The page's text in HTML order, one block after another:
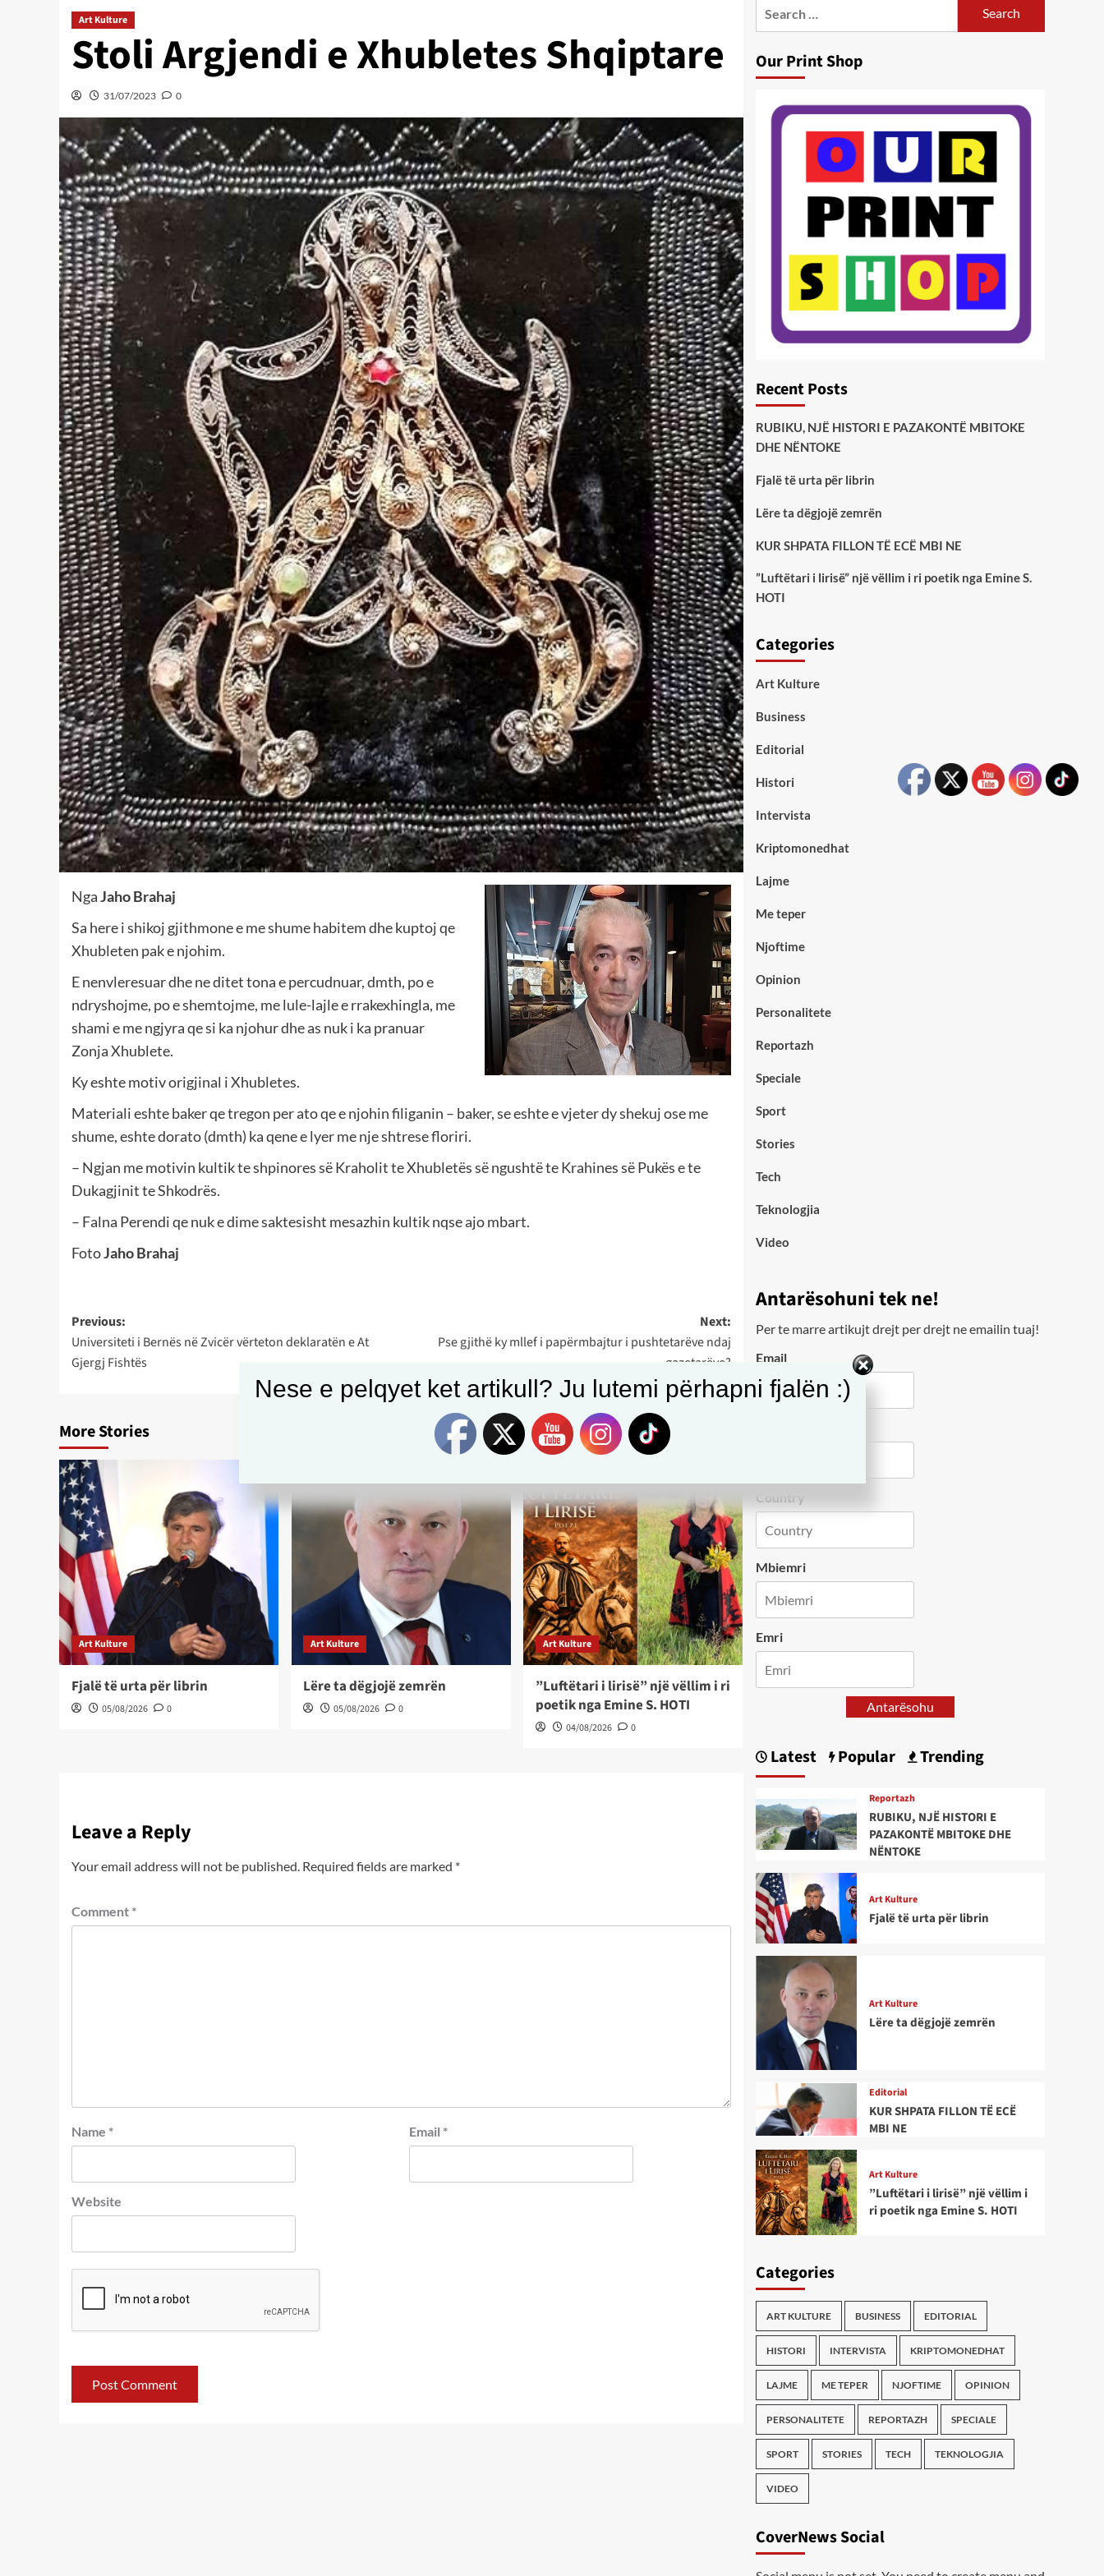
Art Kulture
Stoli Argjendi e Xhubletes Shqiptare
31/07/2023 0
NgaJaho Brahaj
Sa here i shikoj gjithmone e me shume habitem dhe kuptoj qe
Xhubleten pak e njohim.
E nenvleresuar dhe ne ditet tona e percudnuar, dmth, po e
ndryshojme, po e shemtojme, me lule-lajle e rrakexhingla, me
shami e me ngjyra qe si ka njohur dhe as nuk i ka pranuar
Zonja Xhublete.
Ky eshte motiv origjinal i Xhubletes.
Materiali eshte baker qe tregon per ato qe e njohin filiganin – baker, se eshte e vjeter dy shekuj ose me
shume, eshte dorato (dmth) ka qene e lyer me nje shtrese floriri.
– Ngjan me motivin kultik te shpinores së Kraholit te Xhubletës së ngushtë te Krahines së Pukës e te
Dukagjinit te Shkodrës.
– Falna Perendi qe nuk e dime saktesisht mesazhin kultik nqse ajo mbart.
FotoJaho Brahaj
Post
navigation
Previous:
Universiteti i Bernës në Zvicër vërteton deklaratën e At
Gjergj Fishtës
Next:
Pse gjithë ky mllef i papërmbajtur i pushtetarëve ndaj
gazetarëve?
More Stories
Art Kulture
Fjalë të urta për librin
05/08/2026 0
Art Kulture
Lëre ta dëgjojë zemrën
05/08/2026 0
Art Kulture
”Luftëtari i lirisë” një vëllim i ri
poetik nga Emine S. HOTI
04/08/2026 0
Leave a Reply
Your email address will not be published. Required fields are marked *
Comment *
Name * Email *
Website
Our Print Shop
Recent Posts
RUBIKU, NJË HISTORI E PAZAKONTË MBITOKE
DHE NËNTOKE
Fjalë të urta për librin
Lëre ta dëgjojë zemrën
KUR SHPATA FILLON TË ECË MBI NE
”Luftëtari i lirisë” një vëllim i ri poetik nga Emine S.
HOTI
Categories
Art Kulture
Business
Editorial
Histori
Intervista
Kriptomonedhat
Lajme
Me teper
Njoftime
Opinion
Personalitete
Reportazh
Speciale
Sport
Stories
Tech
Teknologjia
Video
Antarësohuni tek ne!
Per te marre artikujt drejt per drejt ne emailin tuaj!
Email
Country
Mbiemri
Emri
Antarësohu
Latest Popular Trending
Reportazh
RUBIKU, NJË HISTORI E
PAZAKONTË MBITOKE DHE
NËNTOKE
Art Kulture
Fjalë të urta për librin
Art Kulture
Lëre ta dëgjojë zemrën
Editorial
KUR SHPATA FILLON TË ECË
MBI NE
Art Kulture
”Luftëtari i lirisë” një vëllim i
ri poetik nga Emine S. HOTI
Categories
ART KULTURE BUSINESS EDITORIAL
HISTORI INTERVISTA KRIPTOMONEDHAT
LAJME ME TEPER NJOFTIME OPINION
PERSONALITETE REPORTAZH SPECIALE
SPORT STORIES TECH TEKNOLOGJIA
VIDEO
CoverNews Social
Nese e pelqyet ket artikull? Ju lutemi përhapni fjalën :)